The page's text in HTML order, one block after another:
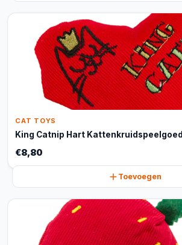
CAT TOYS
King Catnip Hart Kattenkruidspeelgoed
€8,80
Toevoegen